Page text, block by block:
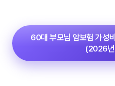
60대 부모님 암보험 가성
(2026